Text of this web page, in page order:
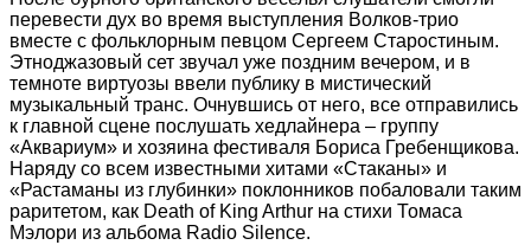
перевести дух во время выступления Волков-трио
вместе с фольклорным певцом Сергеем Старостиным.
Этноджазовый сет звучал уже поздним вечером, и в
темноте виртуозы ввели публику в мистический
музыкальный транс. Очнувшись от него, все отправились
к главной сцене послушать хедлайнера – группу
«Аквариум» и хозяина фестиваля Бориса Гребенщикова.
Наряду со всем известными хитами «Стаканы» и
«Растаманы из глубинки» поклонников побаловали таким
раритетом, как Death of King Arthur на стихи Томаса
Мэлори из альбома Radio Silence.